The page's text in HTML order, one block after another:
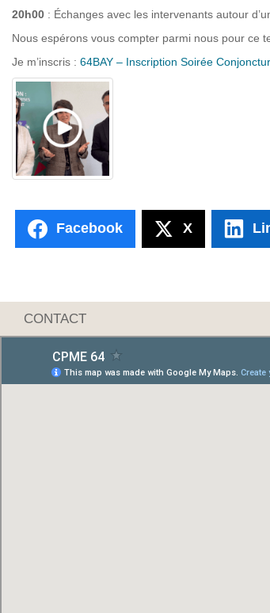
20h00 : Échanges avec les intervenants autour
Nous espérons vous compter parmi nous pour ce
Je m’inscris : 64BAY – Inscription Soirée
Facebook X
CONTACT